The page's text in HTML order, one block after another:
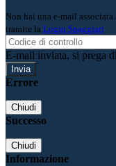
Non hai una e-mail
tramite la Login Spaggiari
E-mail inviata, si prega
Errore
Chiudi
Successo
Chiudi
Informazione